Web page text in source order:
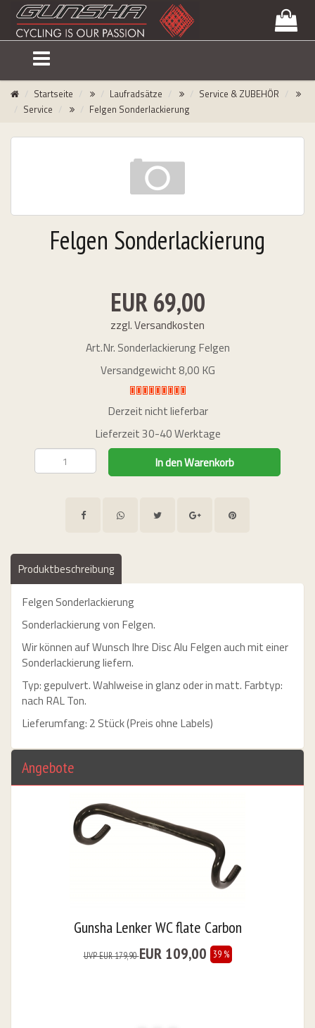
& Other Dates
Startseite Laufradsätze
Service & ZUBEHÖR
Service
Felgen Sonderlackierung
Felgen Sonderlackierung
EUR 69,00
zzgl. Versandkosten
Art.Nr. Sonderlackierung Felgen
Versandgewicht 8,00 KG
Derzeit nicht lieferbar
Lieferzeit 30-40 Werktage
Produktbeschreibung
Felgen Sonderlackierung
Sonderlackierung von Felgen.
Wir können auf Wunsch Ihre Disc Alu Felgen auch mit einer
Sonderlackierung liefern.
Typ: gepulvert. Wahlweise in glanz oder in matt. Farbtyp:
nach RAL Ton.
Lieferumfang: 2 Stück (Preis ohne Labels)
Angebote
Gunsha Lenker WC flate Carbon
UVP EUR 179,90EUR 109,00 39 %